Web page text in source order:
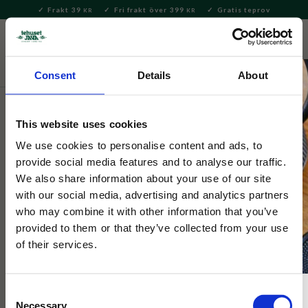
Consent Details About
This website uses cookies
We use cookies to personalise content and ads, to
provide social media features and to analyse our traffic.
We also share information about your use of our site
with our social media, advertising and analytics partners
who may combine it with other information that you’ve
provided to them or that they’ve collected from your use
of their services.
Necessary
Meny
Frakt 39 KR Fri frakt över 399 KR Gratis teprov
Delikatesser Kakor & Konfektyr
Selected by Tehuset Java
Florentine Macaron Citron
Läcker citron-marängkaka med citronfyllning.